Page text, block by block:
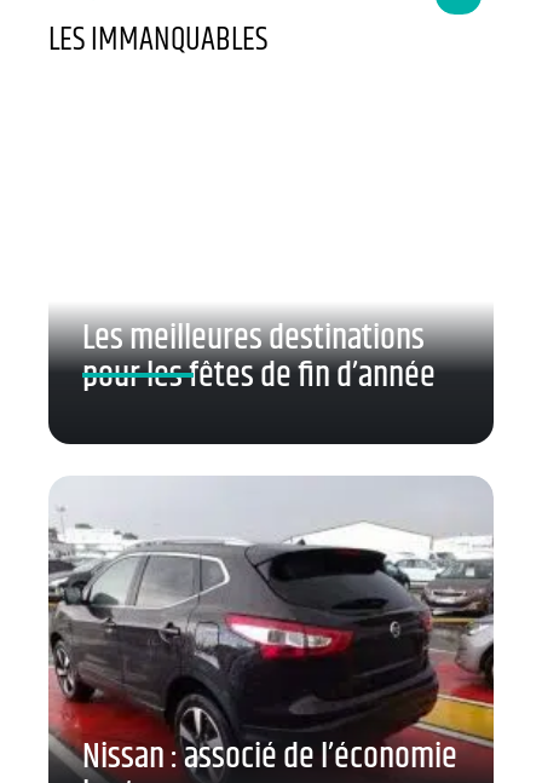
LES IMMANQUABLES
Les meilleures destinations
pour les fêtes de fin d’année
Nissan : associé de l’économie